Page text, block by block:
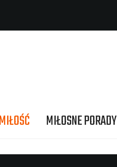
MIŁOŚĆ MIŁOSNE PORADY